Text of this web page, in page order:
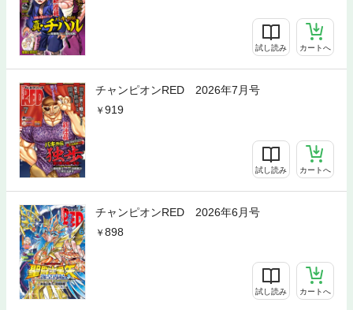
試し読み カートへ
チャンピオンRED 2026年7月号
919
試し読み カートへ
チャンピオンRED 2026年6月号
898
試し読み カートへ